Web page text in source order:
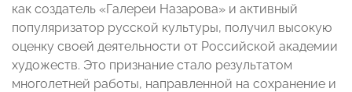
как создатель «Галереи Назарова» и активный
популяризатор русской культуры, получил высокую
оценку своей деятельности от Российской академии
художеств. Это признание стало результатом
многолетней работы, направленной на сохранение и